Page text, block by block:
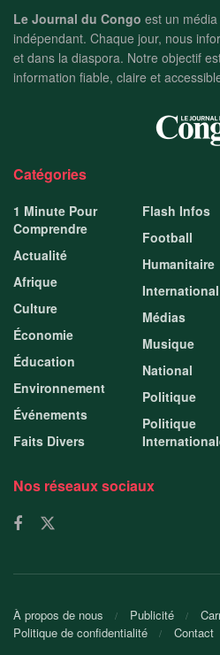
Le Journal du Congo est un média
indépendant. Chaque jour, nous
et dans la diaspora. Notre objectif
information fiable, claire et
Catégories
1 Minute Pour
Comprendre
Actualité
Afrique
Culture
Économie
Éducation
Environnement
Événements
Faits Divers
Flash Infos
Football
Humanitaire
International
Médias
Musique
National
Politique
Politique
Nos réseaux sociaux
À propos de nous Publicité
Politique de confidentialité
Contact